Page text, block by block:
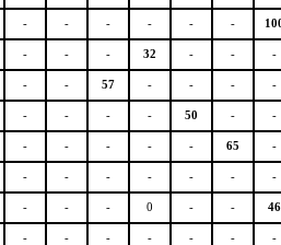
- - - - - -
- - - 32 - - -
- - 57 - - - -
- - - - 50 - -
- - - - - 65 -
- - - - - - -
- - - 0 - - 46
- - - - - - -